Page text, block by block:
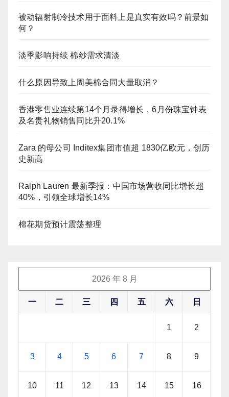
被动辐射制冷技术用于面料上是真实有效吗？前景如
何？
淡季影响持续 棉纱需求清淡
什么原因导致上周美棉合同大量取消？
香港零售业连续第14个月录得增长，6月份珠宝钟表
及名贵礼物销售同比升20.1%
Zara 的母公司 Inditex集团市值超 1830亿欧元，创历
史新高
Ralph Lauren 最新季报：中国市场营收同比增长超
40%，引领全球增长14%
棉花期货预计震荡整理
2026 年 8 月
一 二 三 四 五 六 日
1 2
3 4 5 6 7 8 9
10 11 12 13 14 15 16